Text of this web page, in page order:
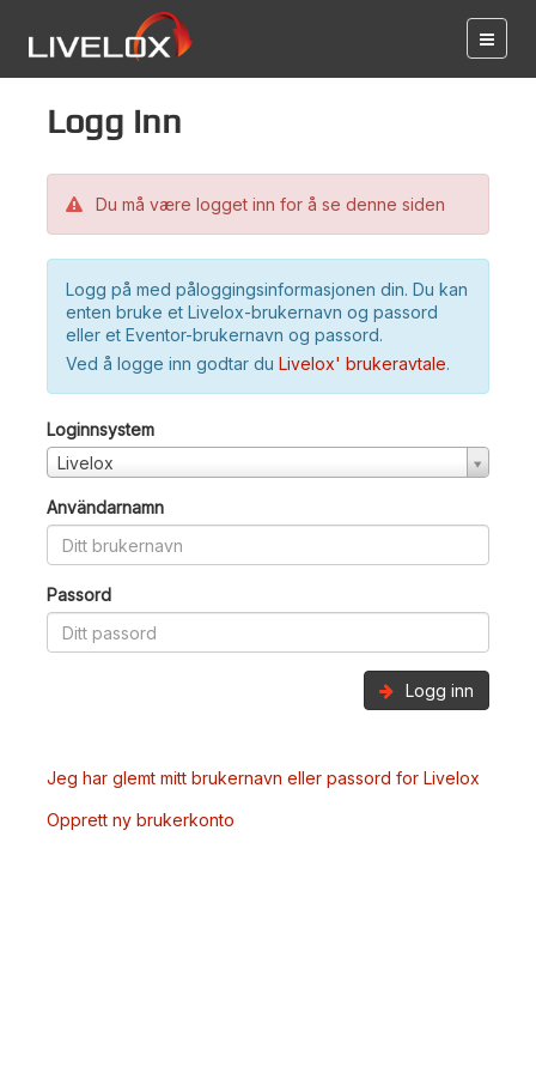
Logg inn
Du må være logget inn for å se denne siden
Logg på med påloggingsinformasjonen din. Du kan
enten bruke et Livelox-brukernavn og passord
eller et Eventor-brukernavn og passord.
Ved å logge inn godtar du Livelox' brukeravtale.
Loginnsystem
Livelox
Användarnamn
Passord
Logg inn
Jeg har glemt mitt brukernavn eller passord for Livelox
Opprett ny brukerkonto